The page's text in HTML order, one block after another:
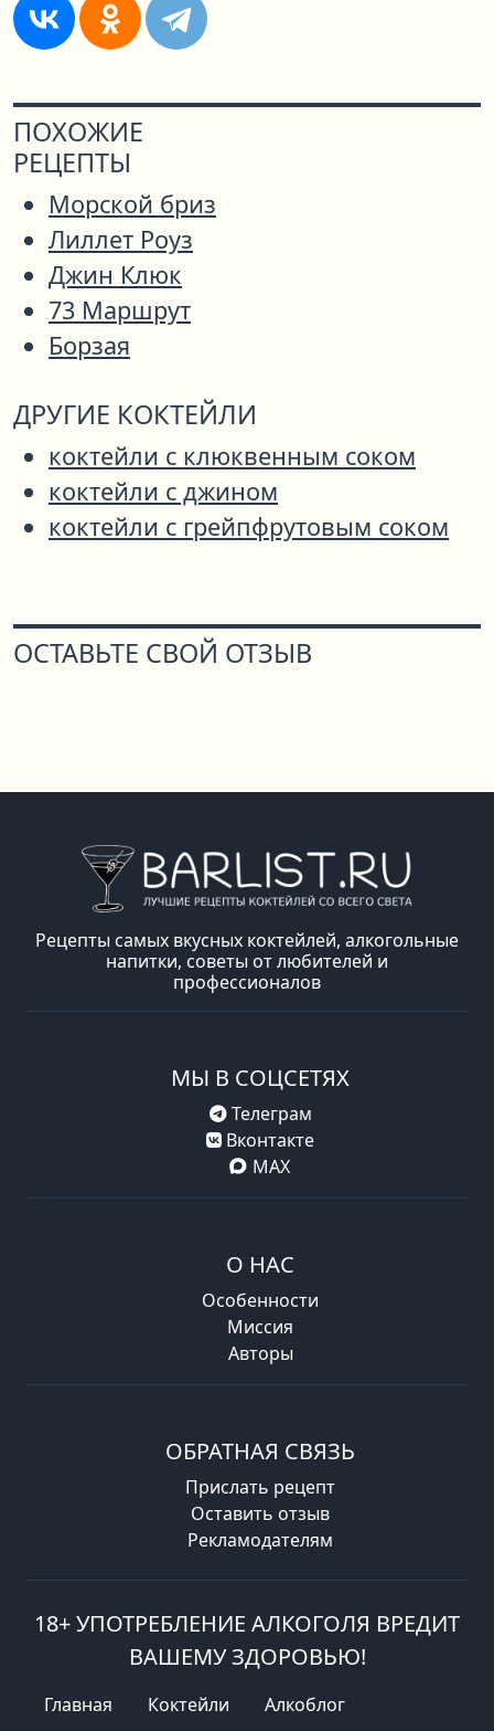
ПОХОЖИЕ
РЕЦЕПТЫ
Морской бриз
Лиллет Роуз
Джин Клюк
73 Маршрут
Борзая
ДРУГИЕ КОКТЕЙЛИ
коктейли с клюквенным соком
коктейли с джином
коктейли с грейпфрутовым соком
ОСТАВЬТЕ СВОЙ ОТЗЫВ
Рецепты самых вкусных коктейлей, алкогольные
напитки, советы от любителей и
профессионалов
МЫ В СОЦСЕТЯХ
Телеграм
Вконтакте
MAX
О НАС
Особенности
Миссия
Авторы
ОБРАТНАЯ СВЯЗЬ
Прислать рецепт
Оставить отзыв
Рекламодателям
18+ УПОТРЕБЛЕНИЕ АЛКОГОЛЯ ВРЕДИТ
ВАШЕМУ ЗДОРОВЬЮ!
Главная Коктейли Алкоблог